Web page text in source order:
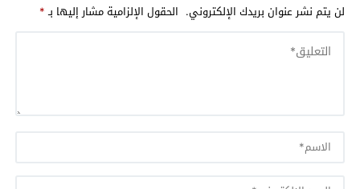
لن يتم نشر عنوان بريدك الإلكتروني. الحقول الإلزامية مشار إليها بـ*